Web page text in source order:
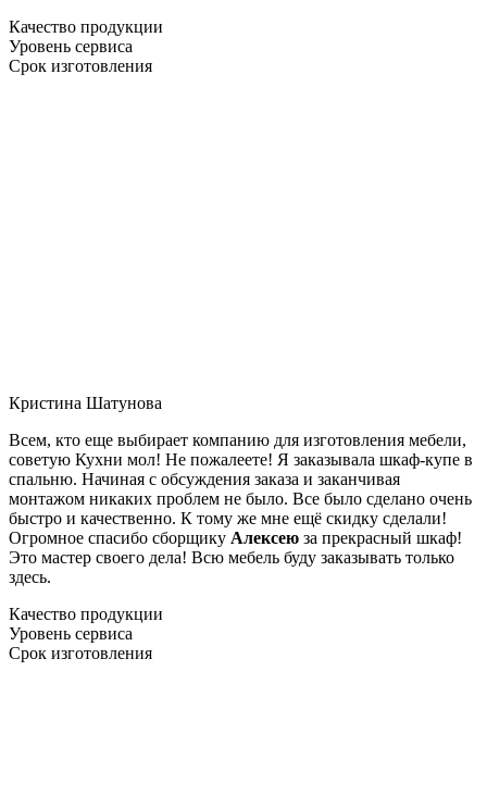
Качество продукции
Уровень сервиса
Срок изготовления
Кристина Шатунова
Всем, кто еще выбирает компанию для изготовления мебели,
советую Кухни мол! Не пожалеете! Я заказывала шкаф-купе в
спальню. Начиная с обсуждения заказа и заканчивая
монтажом никаких проблем не было. Все было сделано очень
быстро и качественно. К тому же мне ещё скидку сделали!
Огромное спасибо сборщику Алексею за прекрасный шкаф!
Это мастер своего дела! Всю мебель буду заказывать только
здесь.
Качество продукции
Уровень сервиса
Срок изготовления